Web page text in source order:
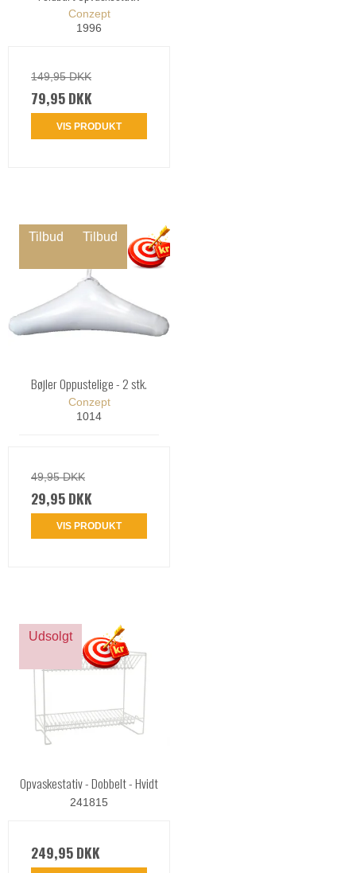
Conzept
1996
149,95 DKK
79,95 DKK
VIS PRODUKT
Tilbud Tilbud
Bøjler Oppustelige - 2 stk.
Conzept
1014
49,95 DKK
29,95 DKK
VIS PRODUKT
Udsolgt
Opvaskestativ - Dobbelt - Hvidt
241815
249,95 DKK